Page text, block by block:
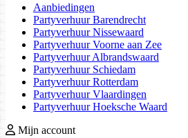
Aanbiedingen
Partyverhuur Barendrecht
Partyverhuur Nissewaard
Partyverhuur Voorne aan Zee
Partyverhuur Albrandswaard
Partyverhuur Schiedam
Partyverhuur Rotterdam
Partyverhuur Vlaardingen
Partyverhuur Hoeksche Waard
Mijn account